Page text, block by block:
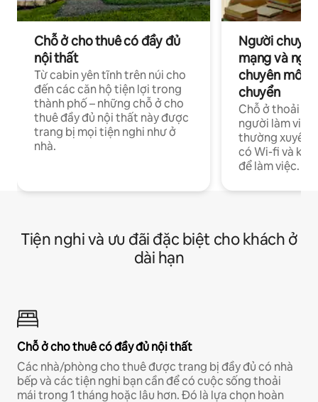
Chỗ ở cho thuê có đầy đủ
nội thất
Từ cabin yên tĩnh trên núi cho
đến các căn hộ tiện lợi trong
thành phố – những chỗ ở cho
thuê đầy đủ nội thất này được
trang bị mọi tiện nghi như ở
nhà.
Người
mạng và
chuyên môn
chuyển
Chỗ ở thoải
người làm việc
thường xuyên
có Wi-fi và
để làm việc.
Tiện nghi và ưu đãi đặc biệt cho khách ở
dài hạn
Chỗ ở cho thuê có đầy đủ nội thất
Các nhà/phòng cho thuê được trang bị đầy đủ có nhà
bếp và các tiện nghi bạn cần để có cuộc sống thoải
mái trong 1 tháng hoặc lâu hơn. Đó là lựa chọn hoàn